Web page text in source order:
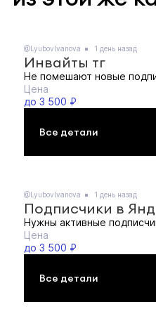
@LyubovIvanova 1 день назад
Инвайты тг
Не помешают новые
Цена
до 3 500 ₽
Все детали
@LyubovIvanova 1 день назад
Подписчики в
Нужны активные
Цена
до 3 500 ₽
Все детали